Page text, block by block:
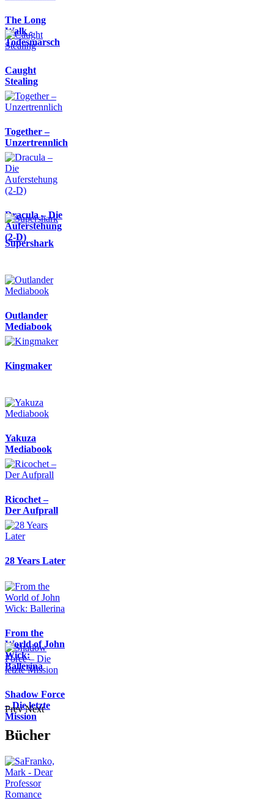
The Long
Walk -
Todesmarsch
Caught
Stealing
Together –
Unzertrennlich
Dracula – Die
Auferstehung
(2-D)
Supershark
Outlander
Mediabook
Kingmaker
Yakuza
Mediabook
Ricochet –
Der Aufprall
28 Years Later
From the
World of John
Wick:
Ballerina
Shadow Force
– Die letzte
Mission
Prev Next
Bücher